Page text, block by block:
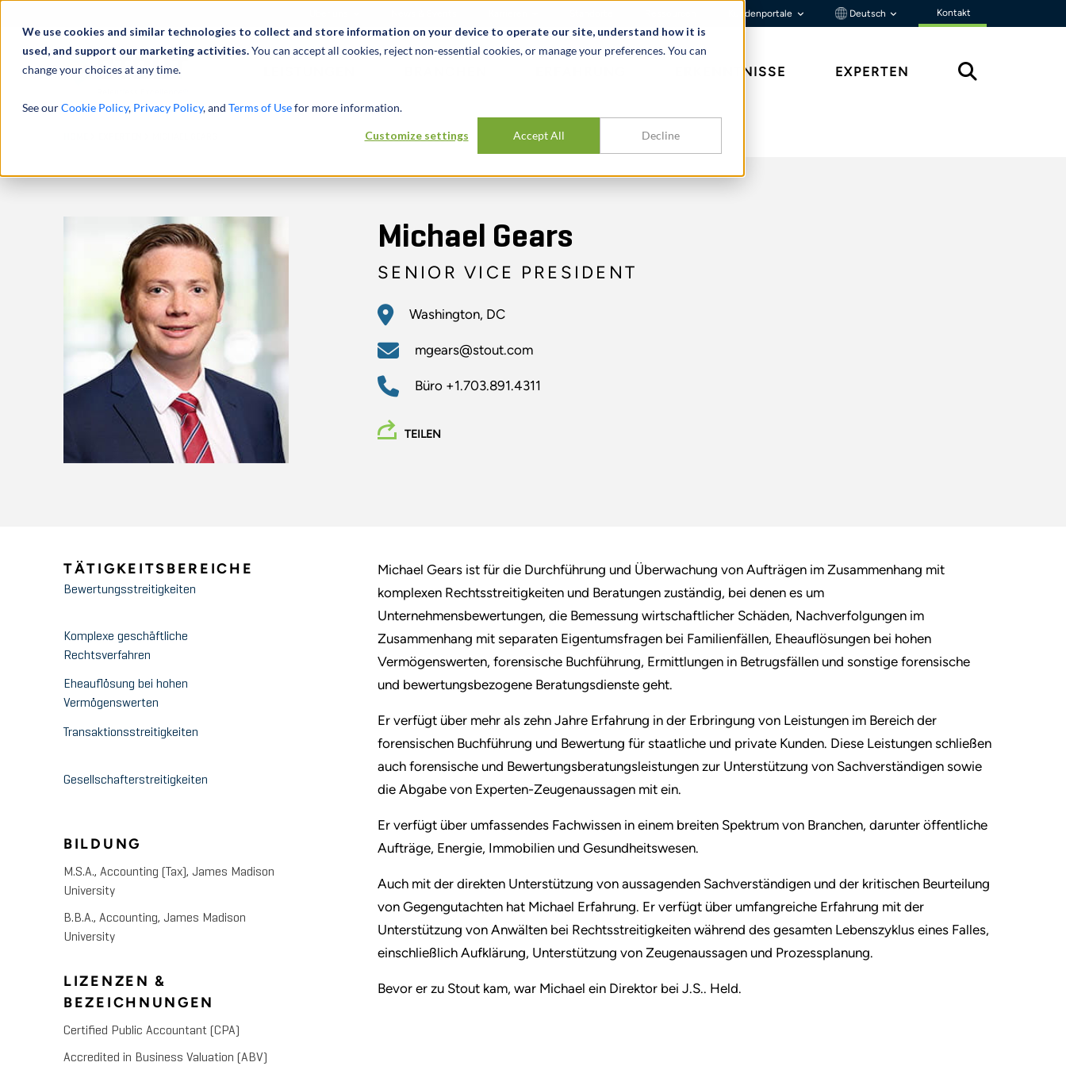
We use cookies and similar technologies to collect and store information on your device to operate our site, understand how it is
used, and support our marketing activities.You can accept all cookies, reject non-essential cookies, or manage your preferences. You can
change your choices at any time.
See ourCookie Policy, Privacy Policy, and Terms of Usefor more information.
Customize settings Accept All Decline
Kundenportale Deutsch Kontakt
ERKENNTNISSE EXPERTEN
Michael Gears
SENIOR VICE PRESIDENT
Washington, DC
mgears@stout.com
Büro +1.703.891.4311
TEILEN
Michael Gears ist für die Durchführung und Überwachung von Aufträgen im Zusammenhang mit
komplexen Rechtsstreitigkeiten und Beratungen zuständig, bei denen es um
Unternehmensbewertungen, die Bemessung wirtschaftlicher Schäden, Nachverfolgungen im
Zusammenhang mit separaten Eigentumsfragen bei Familienfällen, Eheauflösungen bei hohen
Vermögenswerten, forensische Buchführung, Ermittlungen in Betrugsfällen und sonstige forensische
und bewertungsbezogene Beratungsdienste geht.
Er verfügt über mehr als zehn Jahre Erfahrung in der Erbringung von Leistungen im Bereich der
forensischen Buchführung und Bewertung für staatliche und private Kunden. Diese Leistungen schließen
auch forensische und Bewertungsberatungsleistungen zur Unterstützung von Sachverständigen sowie
die Abgabe von Experten-Zeugenaussagen mit ein.
Er verfügt über umfassendes Fachwissen in einem breiten Spektrum von Branchen, darunter öffentliche
Aufträge, Energie, Immobilien und Gesundheitswesen.
Auch mit der direkten Unterstützung von aussagenden Sachverständigen und der kritischen Beurteilung
von Gegengutachten hat Michael Erfahrung. Er verfügt über umfangreiche Erfahrung mit der
Unterstützung von Anwälten bei Rechtsstreitigkeiten während des gesamten Lebenszyklus eines Falles,
einschließlich Aufklärung, Unterstützung von Zeugenaussagen und Prozessplanung.
Bevor er zu Stout kam, war Michael ein Direktor bei J.S.. Held.
TÄTIGKEITSBEREICHE
Bewertungsstreitigkeiten
Komplexe geschäftliche
Rechtsverfahren
Eheauflösung bei hohen
Vermögenswerten
Transaktionsstreitigkeiten
Gesellschafterstreitigkeiten
BILDUNG
M.S.A., Accounting (Tax), James Madison
University
B.B.A., Accounting, James Madison
University
LIZENZEN &
BEZEICHNUNGEN
Certified Public Accountant (CPA)
Accredited in Business Valuation (ABV)